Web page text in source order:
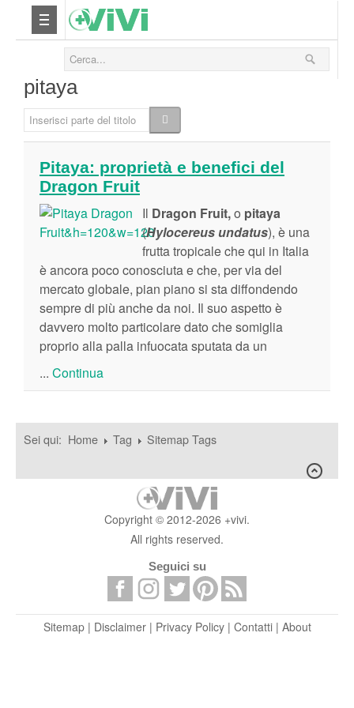
Salute
Fitness
Relax
Viaggi & Vacanze
pitaya
Inserisci parte del titolo
Pitaya: proprietà e benefici del
Dragon Fruit
Il Dragon Fruit,o pitaya
(Hylocereus undatus), è una
frutta tropicale che qui in Italia
è ancora poco conosciuta e che, per via del
mercato globale, pian piano si sta diffondendo
sempre di più anche da noi. Il suo aspetto è
davvero molto particolare dato che somiglia
proprio alla palla infuocata sputata da un
... Continua
Sei qui: Home Tag Sitemap Tags
Copyright © 2012-2026 +vivi.
All rights reserved.
Seguici su
Sitemap| Disclaimer| Privacy Policy| Contatti| About